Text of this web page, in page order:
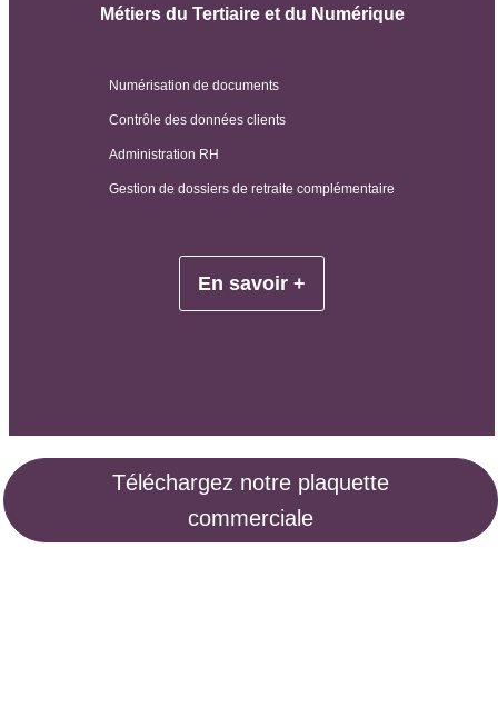
Métiers du Tertiaire et du Numérique
Numérisation de documents
Contrôle des données clients
Administration RH
Gestion de dossiers de retraite complémentaire
En savoir +
Téléchargez notre plaquette
commerciale